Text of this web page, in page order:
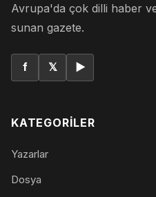
Avrupa'da çok dilli haber
sunan gazete.
f 𝕏 ▶
KATEGORILER
Yazarlar
Dosya